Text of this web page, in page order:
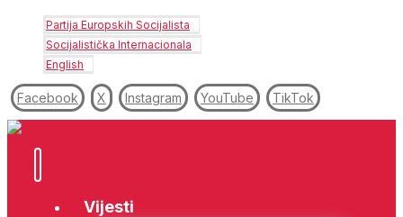
Partija Europskih Socijalista
Socijalistička Internacionala
English
Facebook X Instagram YouTube TikTok
Vijesti